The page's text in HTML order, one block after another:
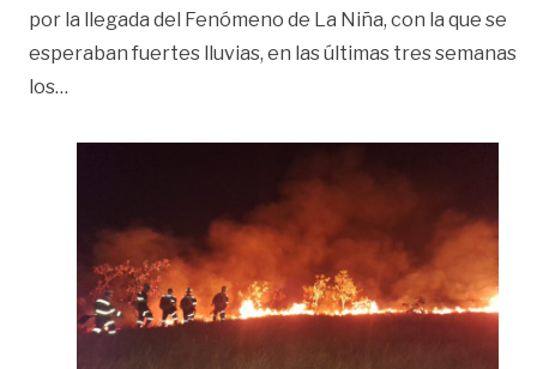
por la llegada del Fenómeno de La Niña, con la que se
esperaban fuertes lluvias, en las últimas tres semanas
los…